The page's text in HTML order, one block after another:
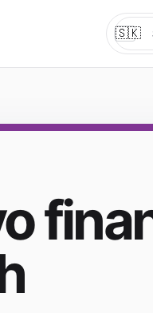
Jazyk
🇸🇰